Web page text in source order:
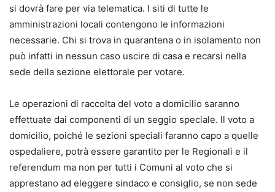
si dovrà fare per via telematica. I siti di tutte le
amministrazioni locali contengono le informazioni
necessarie. Chi si trova in quarantena o in isolamento non
può infatti in nessun caso uscire di casa e recarsi nella
sede della sezione elettorale per votare.
Le operazioni di raccolta del voto a domicilio saranno
effettuate dai componenti di un seggio speciale. Il voto a
domicilio, poiché le sezioni speciali faranno capo a quelle
ospedaliere, potrà essere garantito per le Regionali e il
referendum ma non per tutti i Comuni al voto che si
apprestano ad eleggere sindaco e consiglio, se non sede